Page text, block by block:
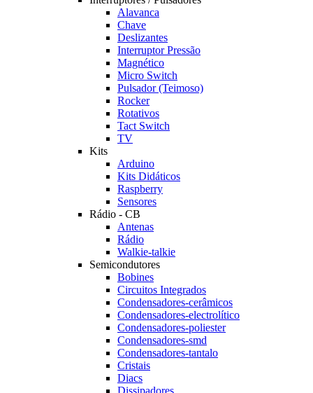
Alavanca
Chave
Deslizantes
Interruptor Pressão
Magnético
Micro Switch
Pulsador (Teimoso)
Rocker
Rotativos
Tact Switch
TV
Kits
Arduino
Kits Didáticos
Raspberry
Sensores
Rádio - CB
Antenas
Rádio
Walkie-talkie
Semicondutores
Bobines
Circuitos Integrados
Condensadores-cerâmicos
Condensadores-electrolítico
Condensadores-poliester
Condensadores-smd
Condensadores-tantalo
Cristais
Diacs
Dissipadores